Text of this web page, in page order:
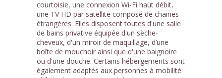
courtoisie, une connexion Wi-Fi haut débit,
une TV HD par satellite composé de chaines
étrangères. Elles disposent toutes d'une salle
de bains privative équipée d'un sèche-
cheveux, d'un miroir de maquillage, d’une
boîte de mouchoir ainsi que d'une baignoire
ou d'une douche. Certains hébergements sont
également adaptés aux personnes à mobilité